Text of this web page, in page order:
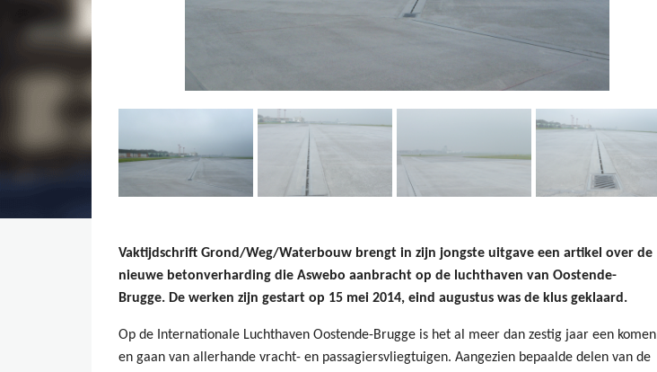
Vaktijdschrift Grond/Weg/Waterbouw brengt in zijn jongste uitgave een artikel over de
nieuwe betonverharding die Aswebo aanbracht op de luchthaven van Oostende-
Brugge. De werken zijn gestart op 15 mei 2014, eind augustus was de klus geklaard.
Op de Internationale Luchthaven Oostende-Brugge is het al meer dan zestig jaar een komen
en gaan van allerhande vracht- en passagiersvliegtuigen. Aangezien bepaalde delen van de